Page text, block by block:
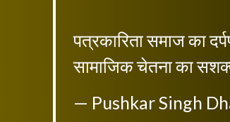
पत्रकारिता समाज का
सामाजिक चेतना का
— Pushkar Singh